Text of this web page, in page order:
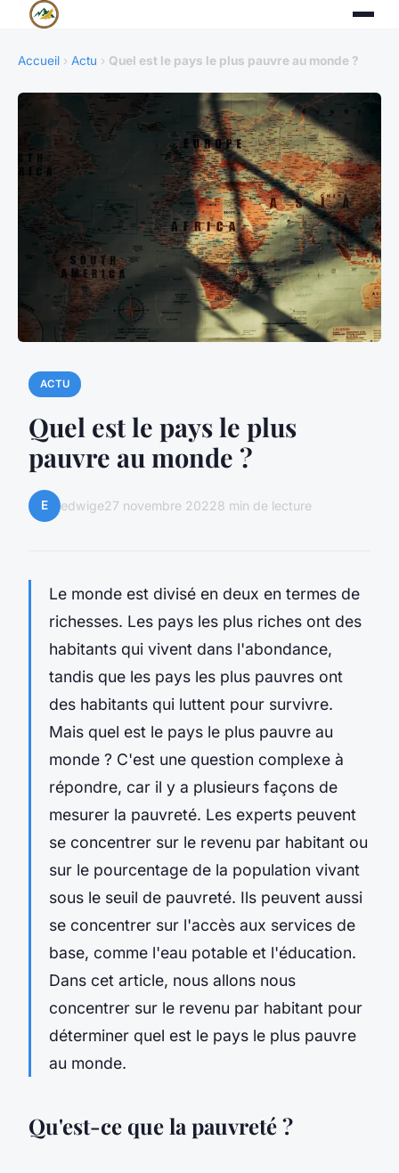
Accueil › Actu › Quel est le pays le plus pauvre au monde ?
ACTU
Quel est le pays le plus
pauvre au monde ?
E edwige27 novembre 20228 min de lecture
Le monde est divisé en deux en termes de
richesses. Les pays les plus riches ont des
habitants qui vivent dans l'abondance,
tandis que les pays les plus pauvres ont
des habitants qui luttent pour survivre.
Mais quel est le pays le plus pauvre au
monde ? C'est une question complexe à
répondre, car il y a plusieurs façons de
mesurer la pauvreté. Les experts peuvent
se concentrer sur le revenu par habitant ou
sur le pourcentage de la population vivant
sous le seuil de pauvreté. Ils peuvent aussi
se concentrer sur l'accès aux services de
base, comme l'eau potable et l'éducation.
Dans cet article, nous allons nous
concentrer sur le revenu par habitant pour
déterminer quel est le pays le plus pauvre
au monde.
Qu'est-ce que la pauvreté ?